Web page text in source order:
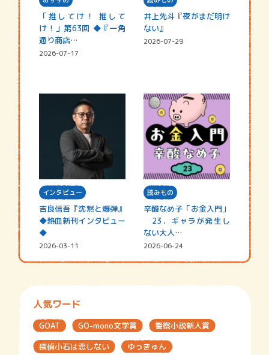
「推してけ！ 推して
け！」第63回 ◆『一角
通り商店…
2026-07-17
井上先斗『夜がまだ明け
ない』
2026-07-29
インタビュー
吉良信吾『沈黙と爆弾』
◆熱血新刊インタビュー
◆
2026-03-11
読みもの
辛酸なめ子「お金入門」
23．ギャラが発生し
ない大人…
2026-06-24
人気ワード
GOAT GO-mono文学賞
警察小説新人賞
探偵小石は恋しない
ゆっきゅん